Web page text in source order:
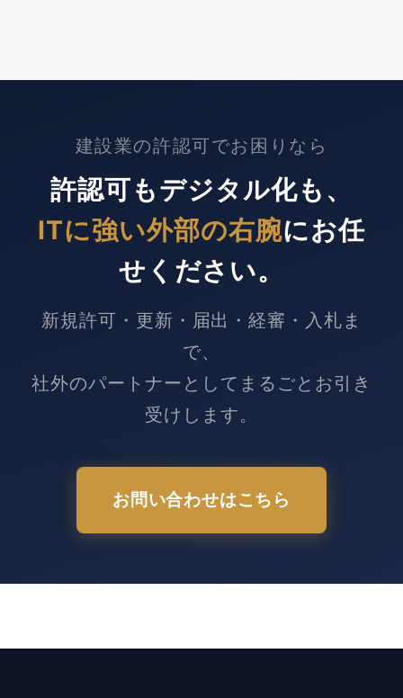
建設業の許認可でお困りなら
許認可もデジタル化も、
ITに強い外部の右腕にお任
せください。
新規許可・更新・届出・経審・入札ま
で、
社外のパートナーとしてまるごとお引き
受けします。
お問い合わせはこちら